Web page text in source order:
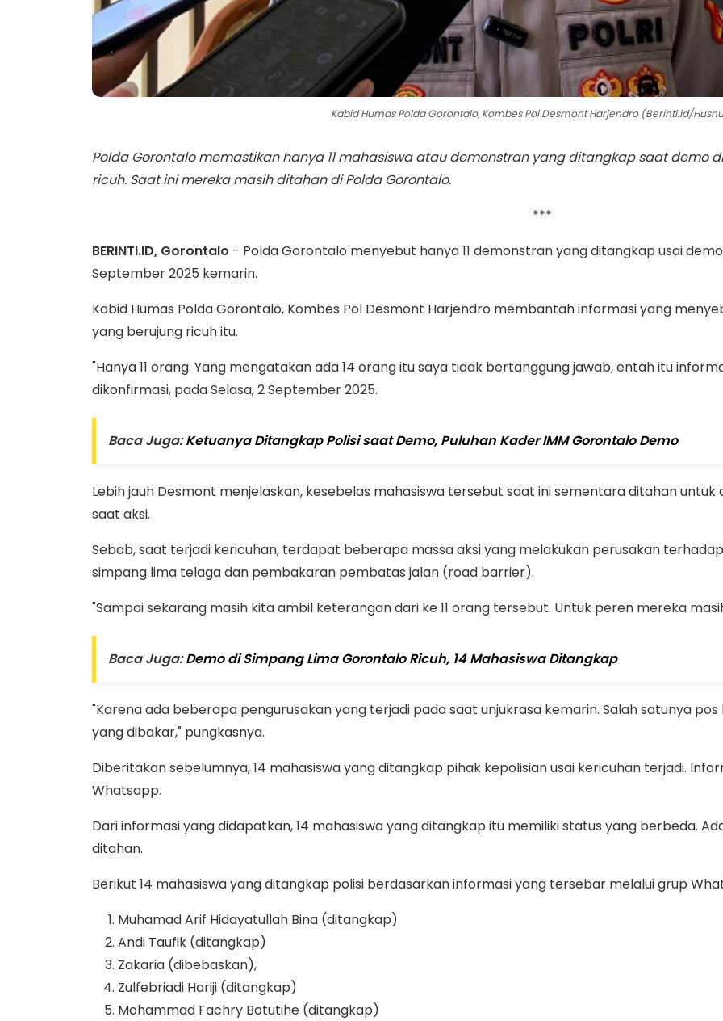
Kabid Humas Polda Gorontalo, Kombes Pol Desmont Harjendro (Berinti.id/
Polda Gorontalo memastikan hanya 11 mahasiswa atau demonstran yang ditangkap saat demo
ricuh. Saat ini mereka masih ditahan di Polda Gorontalo.
***
BERINTI.ID, Gorontalo - Polda Gorontalo menyebut hanya 11 demonstran yang ditangkap usai
September 2025 kemarin.
Kabid Humas Polda Gorontalo, Kombes Pol Desmont Harjendro membantah informasi yang
yang berujung ricuh itu.
"Hanya 11 orang. Yang mengatakan ada 14 orang itu saya tidak bertanggung jawab, entah itu
dikonfirmasi, pada Selasa, 2 September 2025.
Baca Juga:Ketuanya Ditangkap Polisi saat Demo, Puluhan Kader IMM Gorontalo Demo
Lebih jauh Desmont menjelaskan, kesebelas mahasiswa tersebut saat ini sementara ditahan
saat aksi.
Sebab, saat terjadi kericuhan, terdapat beberapa massa aksi yang melakukan perusakan
simpang lima telaga dan pembakaran pembatas jalan (road barrier).
"Sampai sekarang masih kita ambil keterangan dari ke 11 orang tersebut. Untuk peren mereka
Baca Juga:Demo di Simpang Lima Gorontalo Ricuh, 14 Mahasiswa Ditangkap
"Karena ada beberapa pengurusakan yang terjadi pada saat unjukrasa kemarin. Salah satunya
yang dibakar," pungkasnya.
Diberitakan sebelumnya, 14 mahasiswa yang ditangkap pihak kepolisian usai kericuhan terjadi.
Whatsapp.
Dari informasi yang didapatkan, 14 mahasiswa yang ditangkap itu memiliki status yang berbeda.
ditahan.
Berikut 14 mahasiswa yang ditangkap polisi berdasarkan informasi yang tersebar melalui grup
Muhamad Arif Hidayatullah Bina (ditangkap)
Andi Taufik (ditangkap)
Zakaria (dibebaskan),
Zulfebriadi Hariji (ditangkap)
Mohammad Fachry Botutihe (ditangkap)